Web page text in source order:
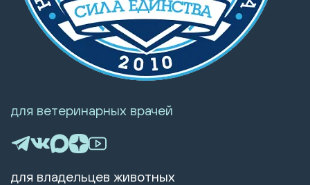
для ветеринарных врачей
для владельцев животных